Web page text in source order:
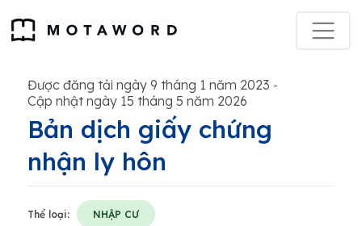
Được đăng tải ngày 9 tháng 1 năm 2023 -
Cập nhật ngày 15 tháng 5 năm 2026
Bản dịch giấy chứng
nhận ly hôn
Thể loại: NHẬP CƯ